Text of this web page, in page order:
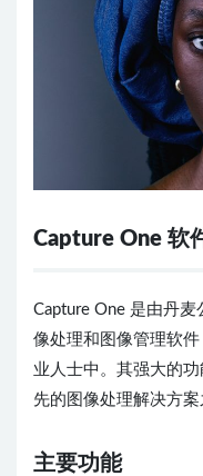
Capture One 软
Capture One 是由丹麦
像处理和图像管理软
业人士中。其强大的
先的图像处理解决方案
主要功能